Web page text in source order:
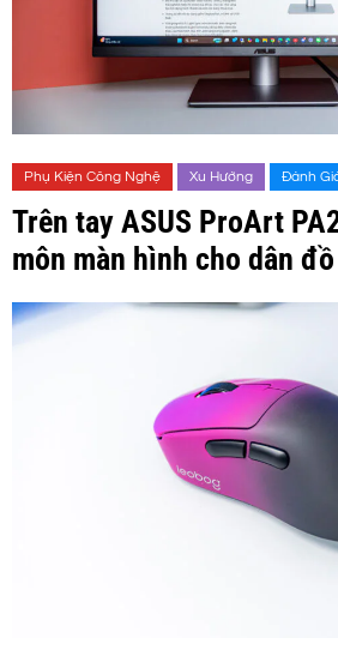
Phụ Kiện Công Nghệ Xu Hướng Đánh
Trên tay ASUS ProArt
môn màn hình cho dân